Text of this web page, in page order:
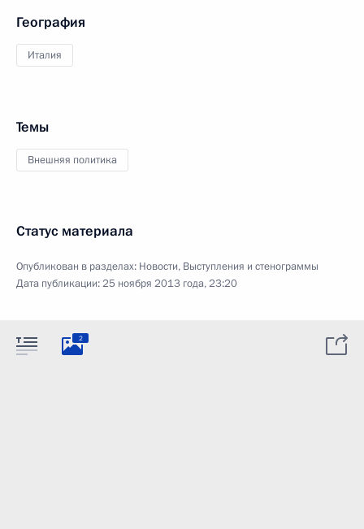
География
Италия
Темы
Внешняя политика
Статус материала
Опубликован в разделах: Новости, Выступления и стенограммы
Дата публикации:25 ноября 2013 года, 23:20
2